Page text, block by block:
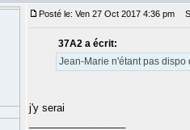
Posté le: Ven 27 Oct 2017 4:36 pm
37A2 a écrit:
Jean-Marie n'étant pas
j'y serai